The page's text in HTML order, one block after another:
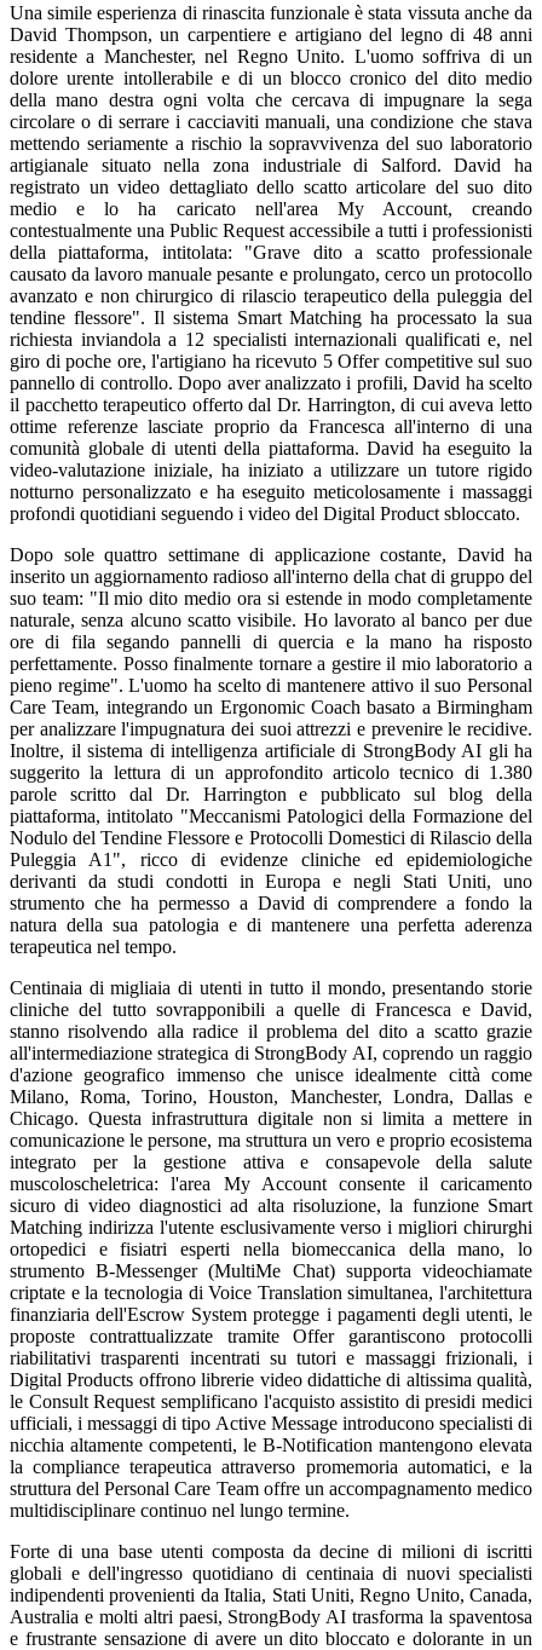
Una simile esperienza di rinascita funzionale è stata vissuta anche da
David Thompson, un carpentiere e artigiano del legno di 48 anni
residente a Manchester, nel Regno Unito. L'uomo soffriva di un
dolore urente intollerabile e di un blocco cronico del dito medio
della mano destra ogni volta che cercava di impugnare la sega
circolare o di serrare i cacciaviti manuali, una condizione che stava
mettendo seriamente a rischio la sopravvivenza del suo laboratorio
artigianale situato nella zona industriale di Salford. David ha
registrato un video dettagliato dello scatto articolare del suo dito
medio e lo ha caricato nell'area My Account, creando
contestualmente una Public Request accessibile a tutti i professionisti
della piattaforma, intitolata: "Grave dito a scatto professionale
causato da lavoro manuale pesante e prolungato, cerco un protocollo
avanzato e non chirurgico di rilascio terapeutico della puleggia del
tendine flessore". Il sistema Smart Matching ha processato la sua
richiesta inviandola a 12 specialisti internazionali qualificati e, nel
giro di poche ore, l'artigiano ha ricevuto 5 Offer competitive sul suo
pannello di controllo. Dopo aver analizzato i profili, David ha scelto
il pacchetto terapeutico offerto dal Dr. Harrington, di cui aveva letto
ottime referenze lasciate proprio da Francesca all'interno di una
comunità globale di utenti della piattaforma. David ha eseguito la
video-valutazione iniziale, ha iniziato a utilizzare un tutore rigido
notturno personalizzato e ha eseguito meticolosamente i massaggi
profondi quotidiani seguendo i video del Digital Product sbloccato.
Dopo sole quattro settimane di applicazione costante, David ha
inserito un aggiornamento radioso all'interno della chat di gruppo del
suo team: "Il mio dito medio ora si estende in modo completamente
naturale, senza alcuno scatto visibile. Ho lavorato al banco per due
ore di fila segando pannelli di quercia e la mano ha risposto
perfettamente. Posso finalmente tornare a gestire il mio laboratorio a
pieno regime". L'uomo ha scelto di mantenere attivo il suo Personal
Care Team, integrando un Ergonomic Coach basato a Birmingham
per analizzare l'impugnatura dei suoi attrezzi e prevenire le recidive.
Inoltre, il sistema di intelligenza artificiale di StrongBody AI gli ha
suggerito la lettura di un approfondito articolo tecnico di 1.380
parole scritto dal Dr. Harrington e pubblicato sul blog della
piattaforma, intitolato "Meccanismi Patologici della Formazione del
Nodulo del Tendine Flessore e Protocolli Domestici di Rilascio della
Puleggia A1", ricco di evidenze cliniche ed epidemiologiche
derivanti da studi condotti in Europa e negli Stati Uniti, uno
strumento che ha permesso a David di comprendere a fondo la
natura della sua patologia e di mantenere una perfetta aderenza
terapeutica nel tempo.
Centinaia di migliaia di utenti in tutto il mondo, presentando storie
cliniche del tutto sovrapponibili a quelle di Francesca e David,
stanno risolvendo alla radice il problema del dito a scatto grazie
all'intermediazione strategica di StrongBody AI, coprendo un raggio
d'azione geografico immenso che unisce idealmente città come
Milano, Roma, Torino, Houston, Manchester, Londra, Dallas e
Chicago. Questa infrastruttura digitale non si limita a mettere in
comunicazione le persone, ma struttura un vero e proprio ecosistema
integrato per la gestione attiva e consapevole della salute
muscoloscheletrica: l'area My Account consente il caricamento
sicuro di video diagnostici ad alta risoluzione, la funzione Smart
Matching indirizza l'utente esclusivamente verso i migliori chirurghi
ortopedici e fisiatri esperti nella biomeccanica della mano, lo
strumento B-Messenger (MultiMe Chat) supporta videochiamate
criptate e la tecnologia di Voice Translation simultanea, l'architettura
finanziaria dell'Escrow System protegge i pagamenti degli utenti, le
proposte contrattualizzate tramite Offer garantiscono protocolli
riabilitativi trasparenti incentrati su tutori e massaggi frizionali, i
Digital Products offrono librerie video didattiche di altissima qualità,
le Consult Request semplificano l'acquisto assistito di presidi medici
ufficiali, i messaggi di tipo Active Message introducono specialisti di
nicchia altamente competenti, le B-Notification mantengono elevata
la compliance terapeutica attraverso promemoria automatici, e la
struttura del Personal Care Team offre un accompagnamento medico
multidisciplinare continuo nel lungo termine.
Forte di una base utenti composta da decine di milioni di iscritti
globali e dell'ingresso quotidiano di centinaia di nuovi specialisti
indipendenti provenienti da Italia, Stati Uniti, Regno Unito, Canada,
Australia e molti altri paesi, StrongBody AI trasforma la spaventosa
e frustrante sensazione di avere un dito bloccato e dolorante in un